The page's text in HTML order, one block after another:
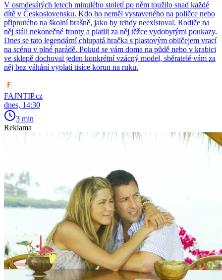
V osmdesátých letech minulého století po něm toužilo snad každé
dítě v Československu. Kdo ho neměl vystaveného na poličce nebo
připnutého na školní brašně, jako by tehdy neexistoval. Rodiče na
něj stáli nekonečné fronty a platili za něj těžce vydobytými poukazy.
Dnes se tato legendární chlupatá hračka s plastovým obličejem vrací
na scénu v plné parádě. Pokud se vám doma na půdě nebo v krabici
ve sklepě dochoval jeden konkrétní vzácný model, sběratelé vám za
něj bez váhání vyplatí tisíce korun na ruku.
FAJNTIP.cz
dnes, 14:30
3 min
Reklama